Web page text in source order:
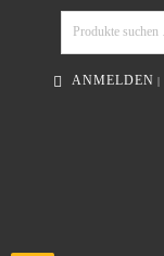
ANMELDEN |